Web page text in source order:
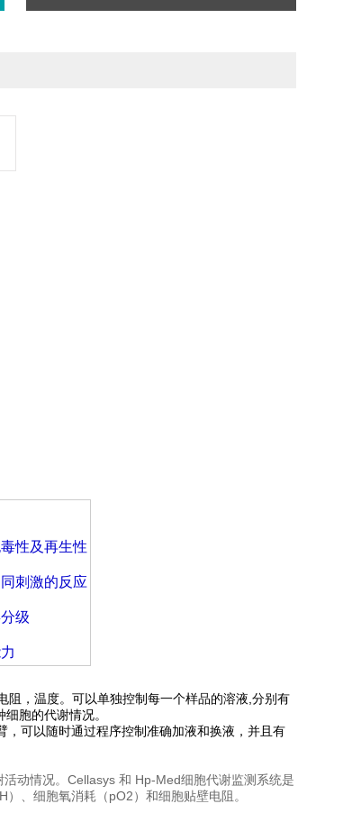
性及再生性
刺激的反应
级
阻，温度。可以单独控制每一个样品的溶液,分别有
胞的代谢情况。
可以随时通过程序控制准确加液和换液，并且有
动情况。Cellasys 和 Hp-Med细胞代谢监测系统是
、细胞氧消耗（pO2）和细胞贴壁电阻。